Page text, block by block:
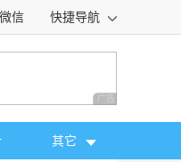
信 快捷导航
广告 商业广告，理
其它